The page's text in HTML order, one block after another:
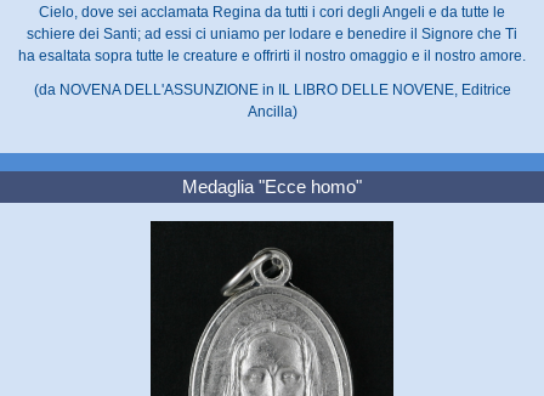
Cielo, dove sei acclamata Regina da tutti i cori degli Angeli e da tutte le
schiere dei Santi; ad essi ci uniamo per lodare e benedire il Signore che Ti
ha esaltata sopra tutte le creature e offrirti il nostro omaggio e il nostro amore.
(da NOVENA DELL'ASSUNZIONE in IL LIBRO DELLE NOVENE, Editrice
Ancilla)
Medaglia "Ecce homo"